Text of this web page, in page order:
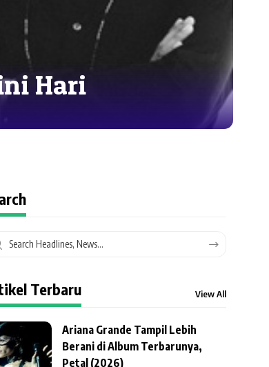
Hari
Terbaru View All
Ariana Grande Tampil Lebih
Berani di Album Terbarunya,
Petal (2026)